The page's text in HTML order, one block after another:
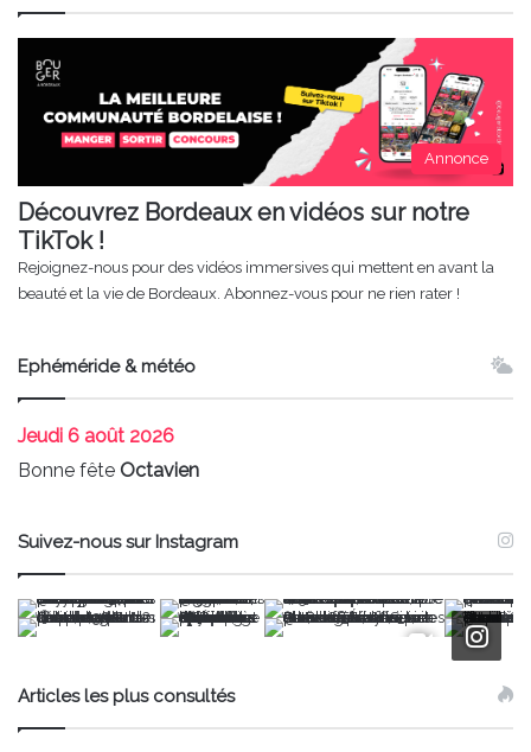
Annonce
Découvrez Bordeaux en vidéos sur notre
TikTok !
Rejoignez-nous pour des vidéos immersives qui mettent en avant la
beauté et la vie de Bordeaux. Abonnez-vous pour ne rien rater !
Ephéméride & météo
Jeudi 6 août 2026
Bonne fête Octavien
Suivez-nous sur Instagram
Articles les plus consultés